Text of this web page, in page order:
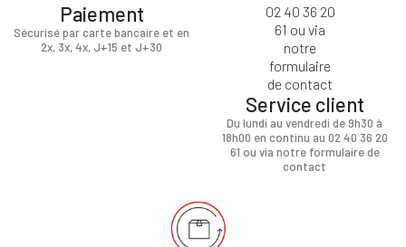
Paiement
Sécurisé par carte bancaire et en
2x, 3x, 4x, J+15 et J+30
Service client
Du lundi au vendredi de 9h30 à
18h00 en continu au 02 40 36 20
61 ou via notre formulaire de
contact